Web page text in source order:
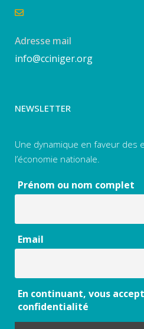
Adresse mail
info@cciniger.org
NEWSLETTER
Une dynamique en faveur des
l’économie nationale.
Prénom ou nom complet
Email
En continuant, vous
confidentialité